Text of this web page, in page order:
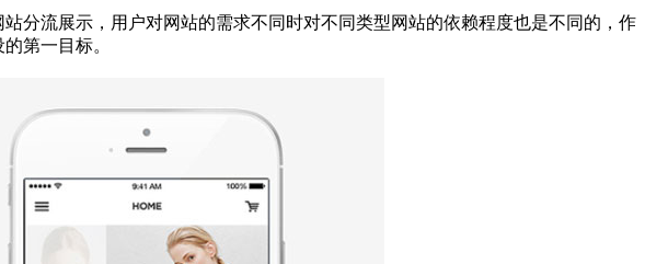
分流展示，用户对网站的需求不同时对不同类型网站的依赖程度也是不同的，作
第一目标。